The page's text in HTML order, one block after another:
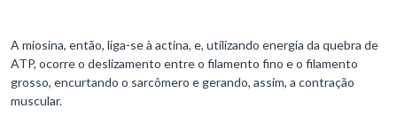
A miosina, então, liga-se à actina, e, utilizando energia da quebra de
ATP, ocorre o deslizamento entre o filamento fino e o filamento
grosso, encurtando o sarcômero e gerando, assim, a contração
muscular.